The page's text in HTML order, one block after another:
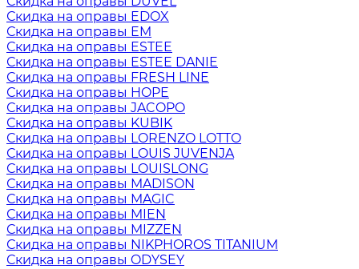
Скидка на оправы EDOX
Скидка на оправы EM
Скидка на оправы ESTEE
Скидка на оправы ESTEE DANIE
Скидка на оправы FRESH LINE
Скидка на оправы HOPE
Скидка на оправы JACOPO
Скидка на оправы KUBIK
Скидка на оправы LORENZO LOTTO
Скидка на оправы LOUIS JUVENJA
Скидка на оправы LOUISLONG
Скидка на оправы MADISON
Скидка на оправы MAGIC
Скидка на оправы MIEN
Скидка на оправы MIZZEN
Скидка на оправы NIKPHOROS TITANIUM
Скидка на оправы ODYSEY